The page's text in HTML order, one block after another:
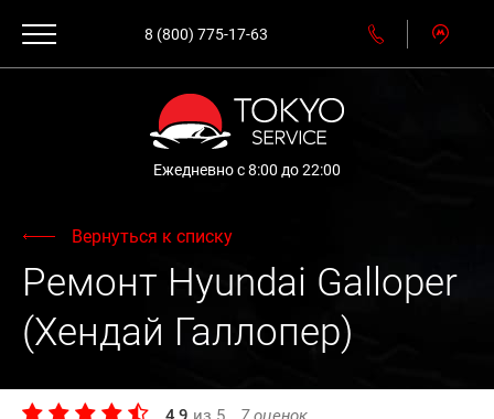
8 (800) 775-17-63
Ежедневно с 8:00 до 22:00
Вернуться к списку
Ремонт Hyundai Galloper
(Хендай Галлопер)